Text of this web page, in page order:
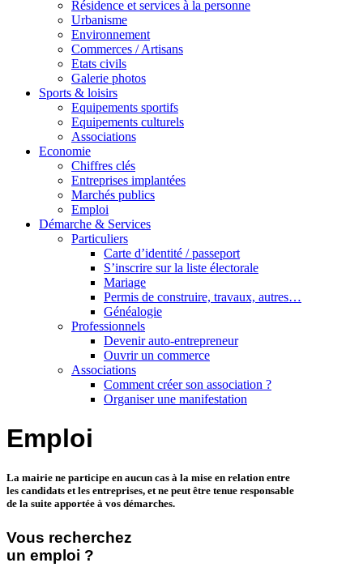
Résidence et services à la personne
Urbanisme
Environnement
Commerces / Artisans
Etats civils
Galerie photos
Sports & loisirs
Equipements sportifs
Equipements culturels
Associations
Economie
Chiffres clés
Entreprises implantées
Marchés publics
Emploi
Démarche & Services
Particuliers
Carte d’identité / passeport
S’inscrire sur la liste électorale
Mariage
Permis de construire, travaux, autres…
Généalogie
Professionnels
Devenir auto-entrepreneur
Ouvrir un commerce
Associations
Comment créer son association ?
Organiser une manifestation
Emploi
La mairie ne participe en aucun cas à la mise en relation entre
les candidats et les entreprises, et ne peut être tenue responsable
de la suite apportée à vos démarches.
Vous recherchez
un emploi ?